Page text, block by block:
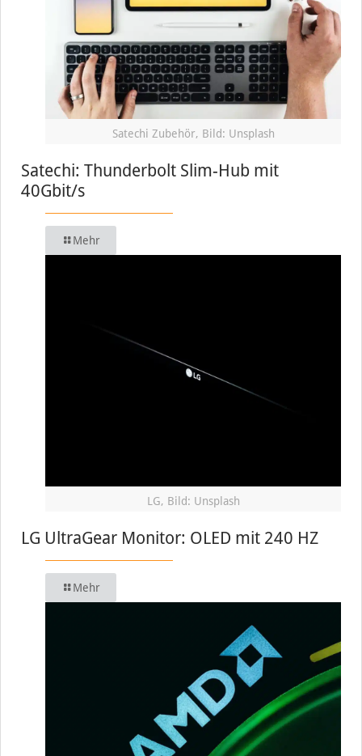
Satechi Zubehör, Bild: Unsplash
Satechi: Thunderbolt Slim-Hub mit
40Gbit/s
Mehr
LG, Bild: Unsplash
LG UltraGear Monitor: OLED mit 240 HZ
Mehr